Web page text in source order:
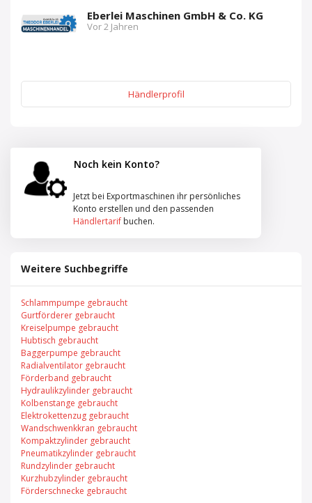
Eberlei Maschinen GmbH & Co. KG
Vor 2 Jahren
Händlerprofil
Noch kein Konto?
Jetzt bei Exportmaschinen ihr persönliches
Konto erstellen und den passenden
Händlertarif buchen.
Weitere Suchbegriffe
Schlammpumpe gebraucht
Gurtförderer gebraucht
Kreiselpumpe gebraucht
Hubtisch gebraucht
Baggerpumpe gebraucht
Radialventilator gebraucht
Förderband gebraucht
Hydraulikzylinder gebraucht
Kolbenstange gebraucht
Elektrokettenzug gebraucht
Wandschwenkkran gebraucht
Kompaktzylinder gebraucht
Pneumatikzylinder gebraucht
Rundzylinder gebraucht
Kurzhubzylinder gebraucht
Förderschnecke gebraucht